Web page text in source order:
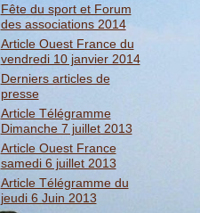
Fête du sport et Forum
des associations 2014
Article Ouest France du
vendredi 10 janvier 2014
Derniers articles de
presse
Article Télégramme
Dimanche 7 juillet 2013
Article Ouest France
samedi 6 juillet 2013
Article Télégramme du
jeudi 6 Juin 2013